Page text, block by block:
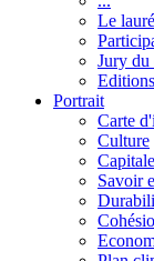
Le
Jury du
Portrait
Carte
Culture
Savoir